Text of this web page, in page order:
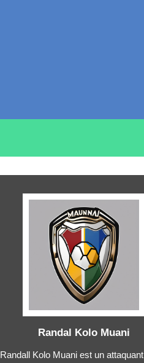
Randal Kolo Muani
Randall Kolo Muani est un attaquant